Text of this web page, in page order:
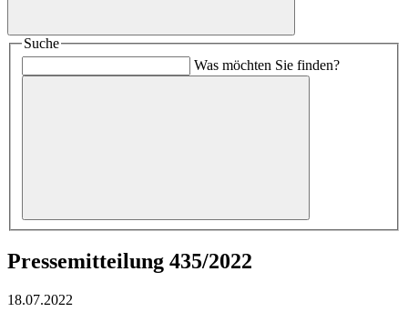
Suche
Was möchten Sie finden?
Pressemitteilung 435/2022
18.07.2022